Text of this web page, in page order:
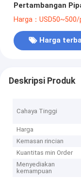
Pertambangan
Harga：
Harga
Deskripsi Produk
Cahaya Tinggi
Harga
Kemasan rincian
Kuantitas min Order
Menyediakan
kemampuan